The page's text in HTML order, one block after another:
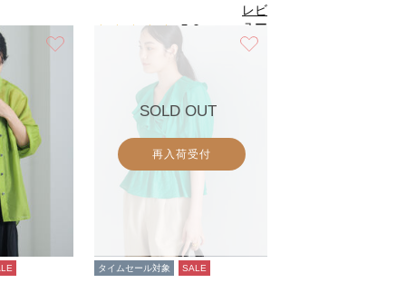
5.0
レビ
ュー
を見
る
SOLD OUT
再入荷受付
タイムセール対象 SALE